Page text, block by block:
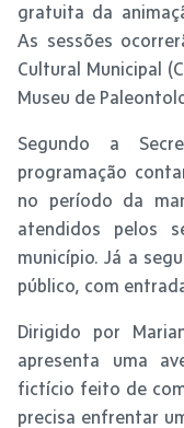
gratuita da
As sessões
Cultural Municipal
Museu de
Segundo a
programação
no período da
atendidos pelos
município. Já a
público, com
Dirigido por
apresenta uma
fictício feito de
precisa enfrentar